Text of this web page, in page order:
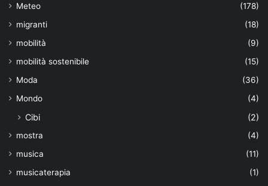
Meteo
(178)
migranti
(18)
mobilità
(9)
mobilità sostenibile
(15)
Moda
(36)
Mondo
(4)
Cibi (2)
mostra
(4)
musica
(11)
musicaterapia
(1)